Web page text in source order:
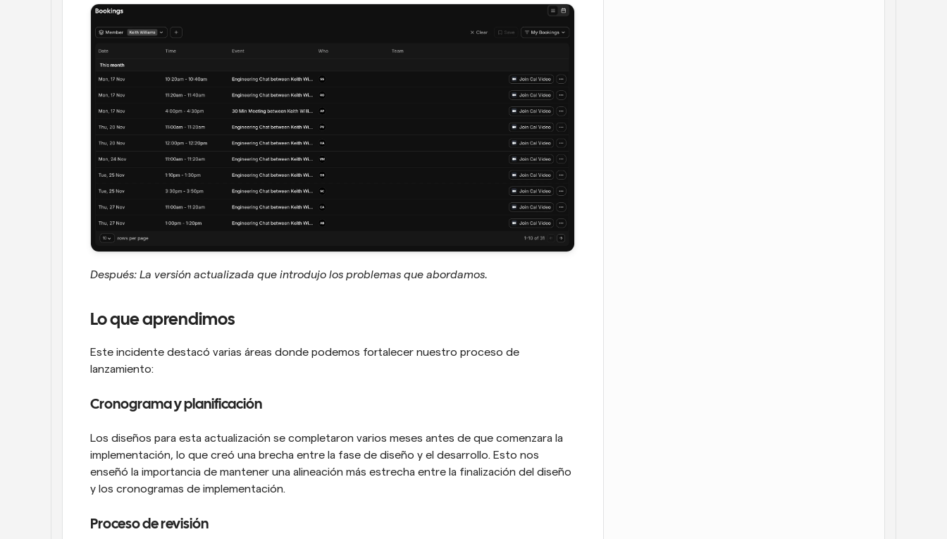
Después: La versión actualizada que introdujo los problemas que abordamos.
Lo que aprendimos
Este incidente destacó varias áreas donde podemos fortalecer nuestro proceso de
lanzamiento:
Cronograma y planificación
Los diseños para esta actualización se completaron varios meses antes de que comenzara la
implementación, lo que creó una brecha entre la fase de diseño y el desarrollo. Esto nos
enseñó la importancia de mantener una alineación más estrecha entre la finalización del diseño
y los cronogramas de implementación.
Proceso de revisión